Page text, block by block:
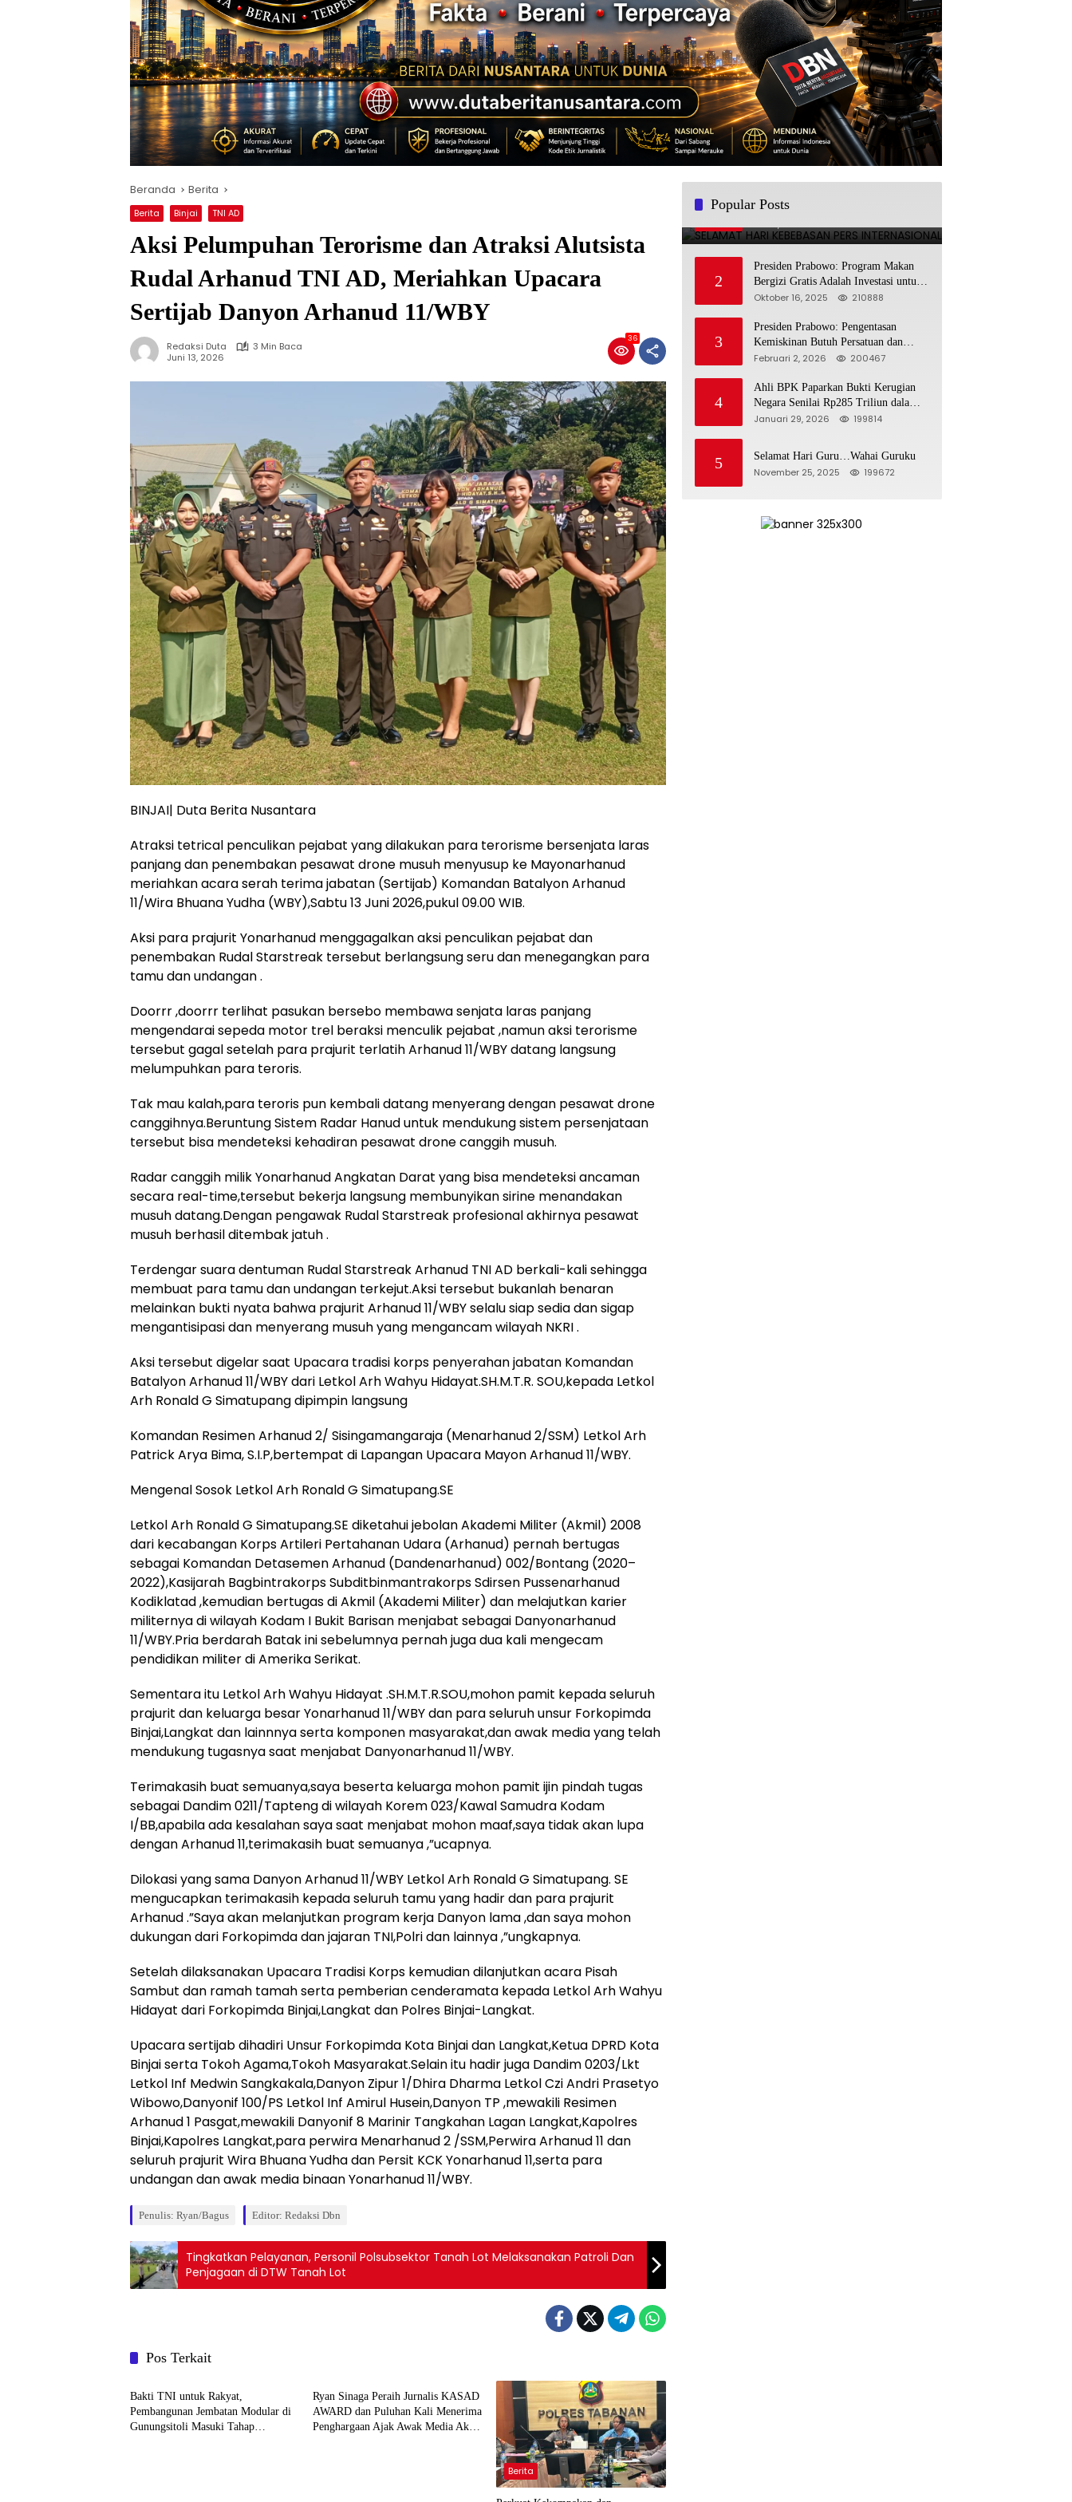
Beranda Berita
Berita Binjai TNI AD
Aksi Pelumpuhan Terorisme dan Atraksi Alutsista
Rudal Arhanud TNI AD, Meriahkan Upacara
Sertijab Danyon Arhanud 11/WBY
Redaksi Duta
3 Min Baca
Juni 13, 2026
36
BINJAI| Duta Berita Nusantara
Atraksi tetrical penculikan pejabat yang dilakukan para terorisme bersenjata laras
panjang dan penembakan pesawat drone musuh menyusup ke Mayonarhanud
meriahkan acara serah terima jabatan (Sertijab) Komandan Batalyon Arhanud
11/Wira Bhuana Yudha (WBY),Sabtu 13 Juni 2026,pukul 09.00 WIB.
Aksi para prajurit Yonarhanud menggagalkan aksi penculikan pejabat dan
penembakan Rudal Starstreak tersebut berlangsung seru dan menegangkan para
tamu dan undangan .
Doorrr ,doorrr terlihat pasukan bersebo membawa senjata laras panjang
mengendarai sepeda motor trel beraksi menculik pejabat ,namun aksi terorisme
tersebut gagal setelah para prajurit terlatih Arhanud 11/WBY datang langsung
melumpuhkan para teroris.
Tak mau kalah,para teroris pun kembali datang menyerang dengan pesawat drone
canggihnya.Beruntung Sistem Radar Hanud untuk mendukung sistem persenjataan
tersebut bisa mendeteksi kehadiran pesawat drone canggih musuh.
Radar canggih milik Yonarhanud Angkatan Darat yang bisa mendeteksi ancaman
secara real-time,tersebut bekerja langsung membunyikan sirine menandakan
musuh datang.Dengan pengawak Rudal Starstreak profesional akhirnya pesawat
musuh berhasil ditembak jatuh .
Terdengar suara dentuman Rudal Starstreak Arhanud TNI AD berkali-kali sehingga
membuat para tamu dan undangan terkejut.Aksi tersebut bukanlah benaran
melainkan bukti nyata bahwa prajurit Arhanud 11/WBY selalu siap sedia dan sigap
mengantisipasi dan menyerang musuh yang mengancam wilayah NKRI .
Aksi tersebut digelar saat Upacara tradisi korps penyerahan jabatan Komandan
Batalyon Arhanud 11/WBY dari Letkol Arh Wahyu Hidayat.SH.M.T.R. SOU,kepada Letkol
Arh Ronald G Simatupang dipimpin langsung
Komandan Resimen Arhanud 2/ Sisingamangaraja (Menarhanud 2/SSM) Letkol Arh
Patrick Arya Bima, S.I.P,bertempat di Lapangan Upacara Mayon Arhanud 11/WBY.
Mengenal Sosok Letkol Arh Ronald G Simatupang.SE
Letkol Arh Ronald G Simatupang.SE diketahui jebolan Akademi Militer (Akmil) 2008
dari kecabangan Korps Artileri Pertahanan Udara (Arhanud) pernah bertugas
sebagai Komandan Detasemen Arhanud (Dandenarhanud) 002/Bontang (2020–
2022),Kasijarah Bagbintrakorps Subditbinmantrakorps Sdirsen Pussenarhanud
Kodiklatad ,kemudian bertugas di Akmil (Akademi Militer) dan melajutkan karier
militernya di wilayah Kodam I Bukit Barisan menjabat sebagai Danyonarhanud
11/WBY.Pria berdarah Batak ini sebelumnya pernah juga dua kali mengecam
pendidikan militer di Amerika Serikat.
Sementara itu Letkol Arh Wahyu Hidayat .SH.M.T.R.SOU,mohon pamit kepada seluruh
prajurit dan keluarga besar Yonarhanud 11/WBY dan para seluruh unsur Forkopimda
Binjai,Langkat dan lainnnya serta komponen masyarakat,dan awak media yang telah
mendukung tugasnya saat menjabat Danyonarhanud 11/WBY.
Terimakasih buat semuanya,saya beserta keluarga mohon pamit ijin pindah tugas
sebagai Dandim 0211/Tapteng di wilayah Korem 023/Kawal Samudra Kodam
I/BB,apabila ada kesalahan saya saat menjabat mohon maaf,saya tidak akan lupa
dengan Arhanud 11,terimakasih buat semuanya ,”ucapnya.
Dilokasi yang sama Danyon Arhanud 11/WBY Letkol Arh Ronald G Simatupang. SE
mengucapkan terimakasih kepada seluruh tamu yang hadir dan para prajurit
Arhanud .”Saya akan melanjutkan program kerja Danyon lama ,dan saya mohon
dukungan dari Forkopimda dan jajaran TNI,Polri dan lainnya ,”ungkapnya.
Setelah dilaksanakan Upacara Tradisi Korps kemudian dilanjutkan acara Pisah
Sambut dan ramah tamah serta pemberian cenderamata kepada Letkol Arh Wahyu
Hidayat dari Forkopimda Binjai,Langkat dan Polres Binjai-Langkat.
Upacara sertijab dihadiri Unsur Forkopimda Kota Binjai dan Langkat,Ketua DPRD Kota
Binjai serta Tokoh Agama,Tokoh Masyarakat.Selain itu hadir juga Dandim 0203/Lkt
Letkol Inf Medwin Sangkakala,Danyon Zipur 1/Dhira Dharma Letkol Czi Andri Prasetyo
Wibowo,Danyonif 100/PS Letkol Inf Amirul Husein,Danyon TP ,mewakili Resimen
Arhanud 1 Pasgat,mewakili Danyonif 8 Marinir Tangkahan Lagan Langkat,Kapolres
Binjai,Kapolres Langkat,para perwira Menarhanud 2 /SSM,Perwira Arhanud 11 dan
seluruh prajurit Wira Bhuana Yudha dan Persit KCK Yonarhanud 11,serta para
undangan dan awak media binaan Yonarhanud 11/WBY.
Penulis: Ryan/Bagus Editor: Redaksi Dbn
Tingkatkan Pelayanan, Personil Polsubsektor Tanah Lot Melaksanakan Patroli Dan
Penjagaan di DTW Tanah Lot
Pos Terkait
Berita
Bakti TNI untuk Rakyat,
Pembangunan Jembatan Modular di
Gunungsitoli Masuki Tahap
Ryan Sinaga Peraih Jurnalis KASAD
AWARD dan Puluhan Kali Menerima
Penghargaan Ajak Awak Media Aktif
Berita
Popular Posts
1
PERS INTERNASIONAL
Mei 3, 2025 224690
2
Presiden Prabowo: Program Makan
Bergizi Gratis Adalah Investasi untuk
Masa Depan Bangsa
Oktober 16, 2025 210888
3
Presiden Prabowo: Pengentasan
Kemiskinan Butuh Persatuan dan
Kepemimpinan yang Bertanggung
Februari 2, 2026 200467
4
Ahli BPK Paparkan Bukti Kerugian
Negara Senilai Rp285 Triliun dalam
Persidangan Korupsi PT Pertamina
Januari 29, 2026 199814
5 Selamat Hari Guru…Wahai Guruku
November 25, 2025 199672